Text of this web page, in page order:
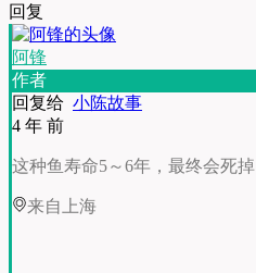
回复
阿锋
作者
回复给 小陈故事
4 年 前
这种鱼寿命5～6年，最终会死掉
来自上海